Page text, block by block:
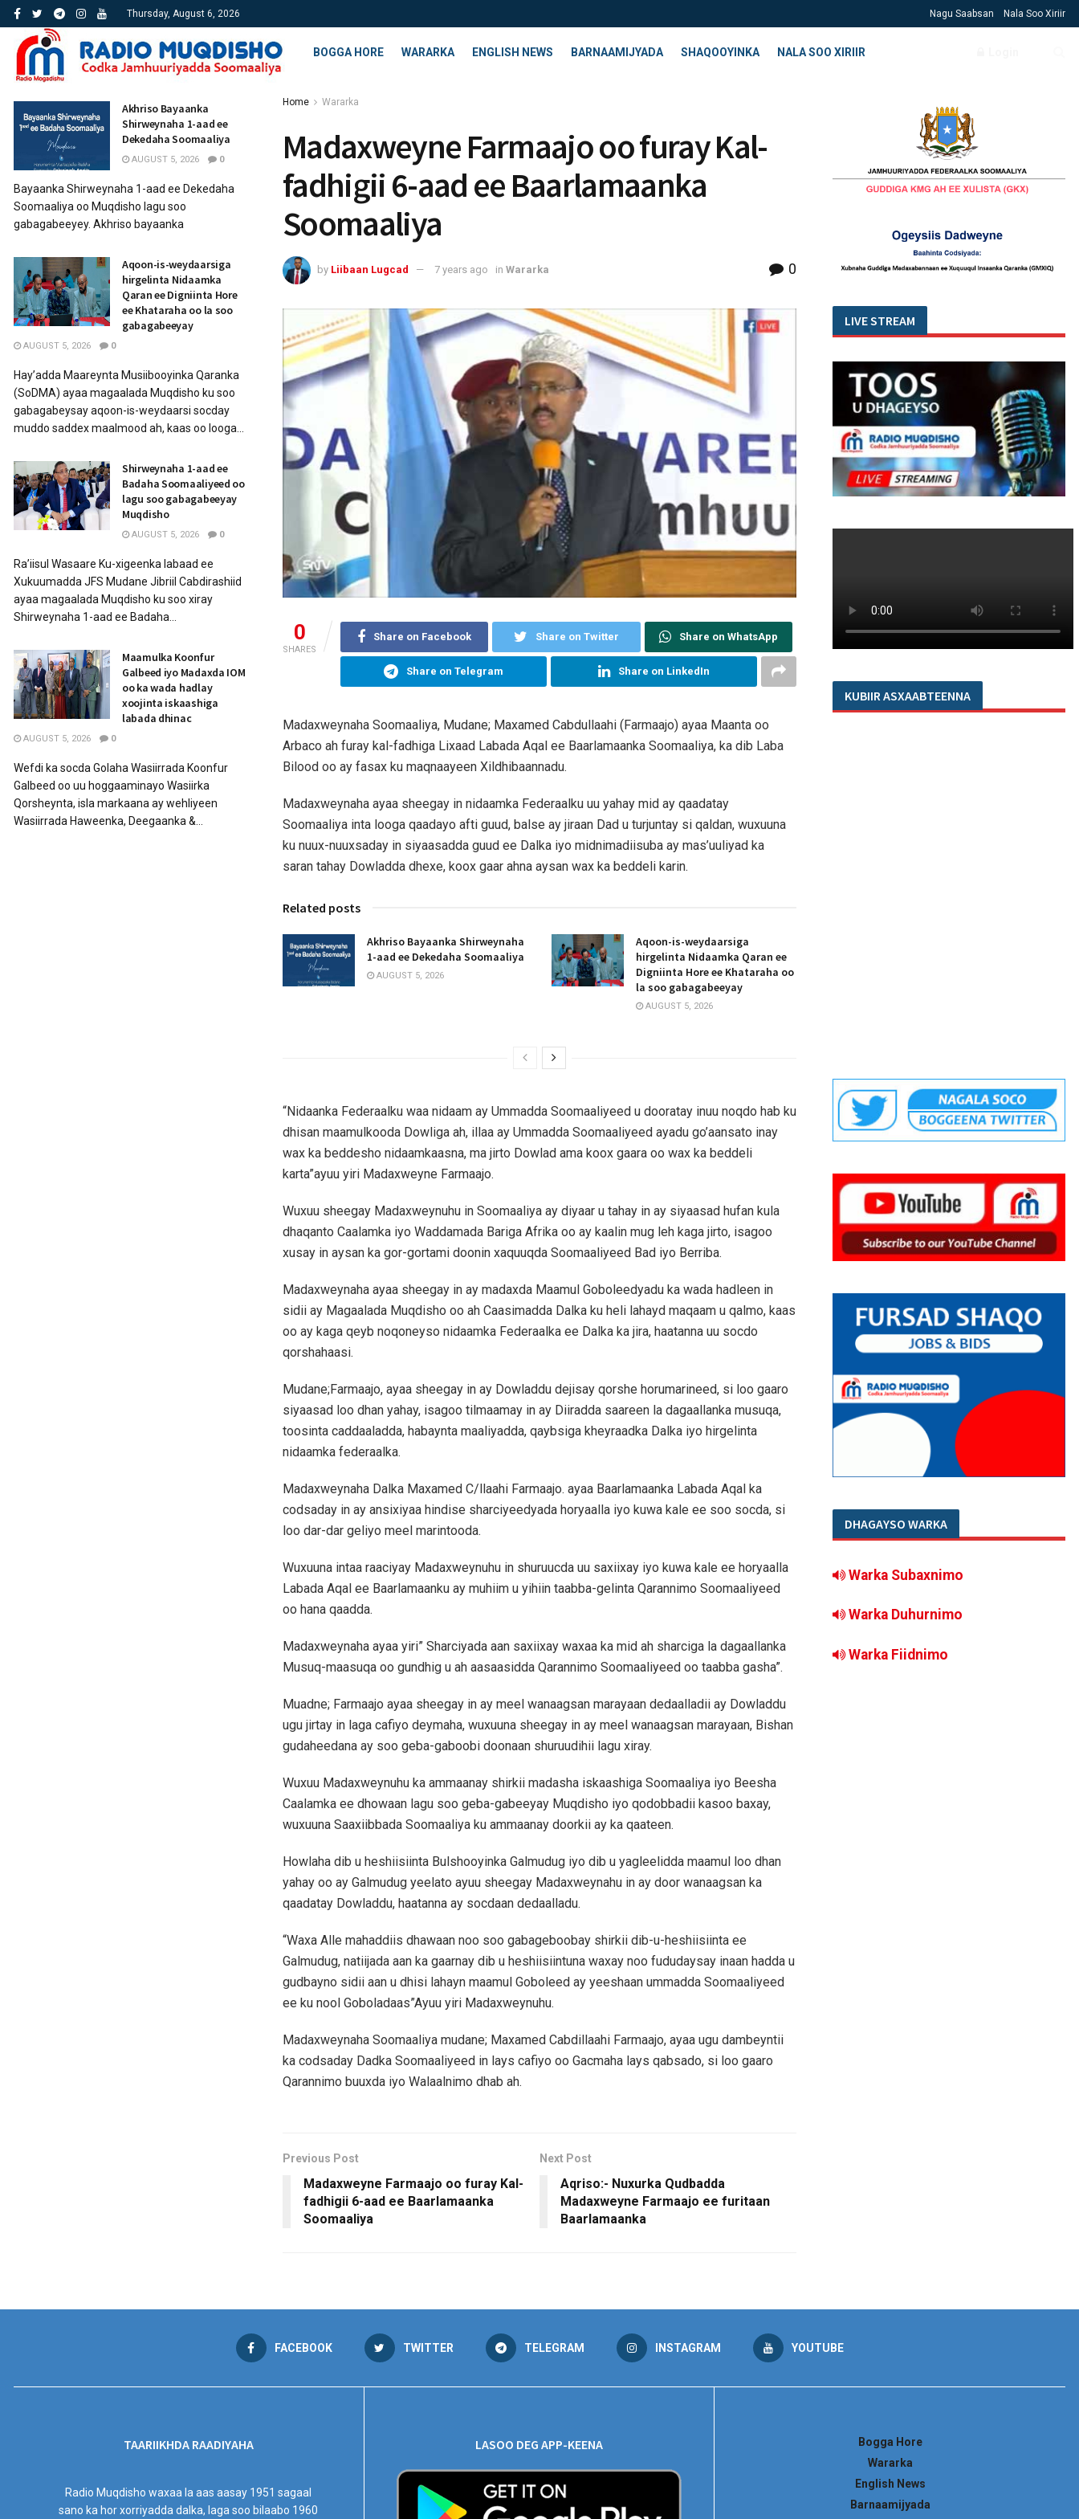
Thursday, August 6, 2026 Nagu Saabsan Nala Soo Xiriir
BOGGA HORE WARARKA ENGLISH NEWS BARNAAMIJYADA SHAQOOYINKA NALA SOO XIRIIR
Home Wararka
Madaxweyne Farmaajo oo furay Kal-
fadhigii 6-aad ee Baarlamaanka
Soomaaliya
by Liibaan Lugcad 7 years ago in Wararka 0
0
SHARES
Share on Facebook Share on Twitter Share on WhatsApp
Share on Telegram Share on LinkedIn
Madaxweynaha Soomaaliya, Mudane; Maxamed Cabdullaahi (Farmaajo) ayaa Maanta oo
Arbaco ah furay kal-fadhiga Lixaad Labada Aqal ee Baarlamaanka Soomaaliya, ka dib Laba
Bilood oo ay fasax ku maqnaayeen Xildhibaannadu.
Madaxweynaha ayaa sheegay in nidaamka Federaalku uu yahay mid ay qaadatay
Soomaaliya inta looga qaadayo afti guud, balse ay jiraan Dad u turjuntay si qaldan, wuxuuna
ku nuux-nuuxsaday in siyaasadda guud ee Dalka iyo midnimadiisuba ay mas’uuliyad ka
saran tahay Dowladda dhexe, koox gaar ahna aysan wax ka beddeli karin.
Related posts
Akhriso Bayaanka Shirweynaha
1-aad ee Dekedaha Soomaaliya
AUGUST 5, 2026
Aqoon-is-weydaarsiga
hirgelinta Nidaamka Qaran ee
Digniinta Hore ee Khataraha oo
la soo gabagabeeyay
AUGUST 5, 2026
“Nidaanka Federaalku waa nidaam ay Ummadda Soomaaliyeed u dooratay inuu noqdo hab ku
dhisan maamulkooda Dowliga ah, illaa ay Ummadda Soomaaliyeed ayadu go’aansato inay
wax ka beddesho nidaamkaasna, ma jirto Dowlad ama koox gaara oo wax ka beddeli
karta”ayuu yiri Madaxweyne Farmaajo.
Wuxuu sheegay Madaxweynuhu in Soomaaliya ay diyaar u tahay in ay siyaasad hufan kula
dhaqanto Caalamka iyo Waddamada Bariga Afrika oo ay kaalin mug leh kaga jirto, isagoo
xusay in aysan ka gor-gortami doonin xaquuqda Soomaaliyeed Bad iyo Berriba.
Madaxweynaha ayaa sheegay in ay madaxda Maamul Goboleedyadu ka wada hadleen in
sidii ay Magaalada Muqdisho oo ah Caasimadda Dalka ku heli lahayd maqaam u qalmo, kaas
oo ay kaga qeyb noqoneyso nidaamka Federaalka ee Dalka ka jira, haatanna uu socdo
qorshahaasi.
Mudane;Farmaajo, ayaa sheegay in ay Dowladdu dejisay qorshe horumarineed, si loo gaaro
siyaasad loo dhan yahay, isagoo tilmaamay in ay Diiradda saareen la dagaallanka musuqa,
toosinta caddaaladda, habaynta maaliyadda, qaybsiga kheyraadka Dalka iyo hirgelinta
nidaamka federaalka.
Madaxweynaha Dalka Maxamed C/llaahi Farmaajo. ayaa Baarlamaanka Labada Aqal ka
codsaday in ay ansixiyaa hindise sharciyeedyada horyaalla iyo kuwa kale ee soo socda, si
loo dar-dar geliyo meel marintooda.
Wuxuuna intaa raaciyay Madaxweynuhu in shuruucda uu saxiixay iyo kuwa kale ee horyaalla
Labada Aqal ee Baarlamaanku ay muhiim u yihiin taabba-gelinta Qarannimo Soomaaliyeed
oo hana qaadda.
Madaxweynaha ayaa yiri” Sharciyada aan saxiixay waxaa ka mid ah sharciga la dagaallanka
Musuq-maasuqa oo gundhig u ah aasaasidda Qarannimo Soomaaliyeed oo taabba gasha”.
Muadne; Farmaajo ayaa sheegay in ay meel wanaagsan marayaan dedaalladii ay Dowladdu
ugu jirtay in laga cafiyo deymaha, wuxuuna sheegay in ay meel wanaagsan marayaan, Bishan
gudaheedana ay soo geba-gaboobi doonaan shuruudihii lagu xiray.
Wuxuu Madaxweynuhu ka ammaanay shirkii madasha iskaashiga Soomaaliya iyo Beesha
Caalamka ee dhowaan lagu soo geba-gabeeyay Muqdisho iyo qodobbadii kasoo baxay,
wuxuuna Saaxiibbada Soomaaliya ku ammaanay doorkii ay ka qaateen.
Howlaha dib u heshiisiinta Bulshooyinka Galmudug iyo dib u yagleelidda maamul loo dhan
yahay oo ay Galmudug yeelato ayuu sheegay Madaxweynahu in ay door wanaagsan ka
qaadatay Dowladdu, haatanna ay socdaan dedaalladu.
“Waxa Alle mahaddiis dhawaan noo soo gabageboobay shirkii dib-u-heshiisiinta ee
Galmudug, natiijada aan ka gaarnay dib u heshiisiintuna waxay noo fududaysay inaan hadda u
gudbayno sidii aan u dhisi lahayn maamul Goboleed ay yeeshaan ummadda Soomaaliyeed
ee ku nool Goboladaas”Ayuu yiri Madaxweynuhu.
Madaxweynaha Soomaaliya mudane; Maxamed Cabdillaahi Farmaajo, ayaa ugu dambeyntii
ka codsaday Dadka Soomaaliyeed in lays cafiyo oo Gacmaha lays qabsado, si loo gaaro
Qarannimo buuxda iyo Walaalnimo dhab ah.
Previous Post
Madaxweyne Farmaajo oo furay Kal-
fadhigii 6-aad ee Baarlamaanka
Soomaaliya
Next Post
Aqriso:- Nuxurka Qudbadda
Madaxweyne Farmaajo ee furitaan
Baarlamaanka
Akhriso Bayaanka
Shirweynaha 1-aad ee
Dekedaha Soomaaliya
AUGUST 5, 2026 0
Bayaanka Shirweynaha 1-aad ee Dekedaha
Soomaaliya oo Muqdisho lagu soo
gabagabeeyey. Akhriso bayaanka
Aqoon-is-weydaarsiga
hirgelinta Nidaamka
Qaran ee Digniinta Hore
ee Khataraha oo la soo
gabagabeeyay
AUGUST 5, 2026 0
Hay’adda Maareynta Musiibooyinka Qaranka
(SoDMA) ayaa magaalada Muqdisho ku soo
gabagabeysay aqoon-is-weydaarsi socday
muddo saddex maalmood ah, kaas oo looga...
Shirweynaha 1-aad ee
Badaha Soomaaliyeed oo
lagu soo gabagabeeyay
Muqdisho
AUGUST 5, 2026 0
Ra’iisul Wasaare Ku-xigeenka labaad ee
Xukuumadda JFS Mudane Jibriil Cabdirashiid
ayaa magaalada Muqdisho ku soo xiray
Shirweynaha 1-aad ee Badaha...
Maamulka Koonfur
Galbeed iyo Madaxda IOM
oo ka wada hadlay
xoojinta iskaashiga
labada dhinac
AUGUST 5, 2026 0
Wefdi ka socda Golaha Wasiirrada Koonfur
Galbeed oo uu hoggaaminayo Wasiirka
Qorsheynta, isla markaana ay wehliyeen
Wasiirrada Haweenka, Deegaanka &...
LIVE STREAM
KUBIIR ASXAABTEENNA
DHAGAYSO WARKA
Warka Subaxnimo
Warka Duhurnimo
Warka Fiidnimo
FACEBOOK TWITTER TELEGRAM INSTAGRAM YOUTUBE
TAARIIKHDA RAADIYAHA
Radio Muqdisho waxaa la aas aasay 1951 sagaal
sano ka hor xorriyadda dalka, laga soo bilaabo 1960
LASOO DEG APP-KEENA
Bogga Hore
Wararka
English News
Barnaamijyada